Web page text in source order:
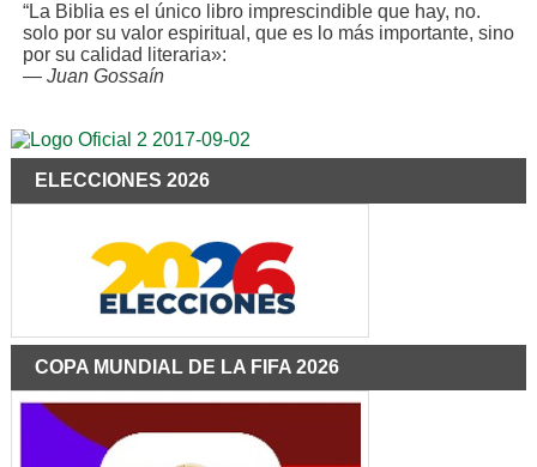
“La Biblia es el único libro imprescindible que hay, no.
solo por su valor espiritual, que es lo más importante, sino
por su calidad literaria»:
— Juan Gossaín
ELECCIONES 2026
COPA MUNDIAL DE LA FIFA 2026